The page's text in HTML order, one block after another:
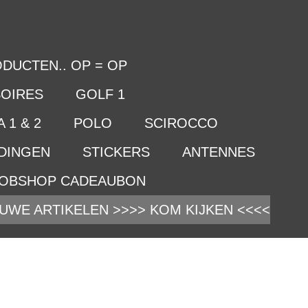
OP = OP
GOLF 1
1 & 2 POLO
SCIROCCO
STICKERS
ANTENNES
CADEAUBON
ARTIKELEN >>>> KOM KIJKEN <<<<